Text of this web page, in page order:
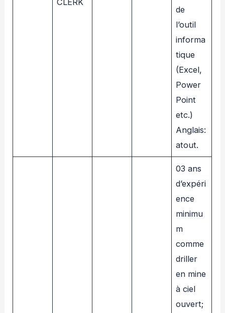
de
l’outil
informa
tique
(Excel,
Power
Point
etc.)
Anglais:
atout.
03 ans
d’expéri
ence
minimu
m
comme
driller
en mine
à ciel
ouvert;